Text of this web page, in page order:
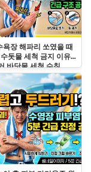
욕장 해파리 쏘였을 때
돗물 세척 금지 이유
바닷물 세척 수칙